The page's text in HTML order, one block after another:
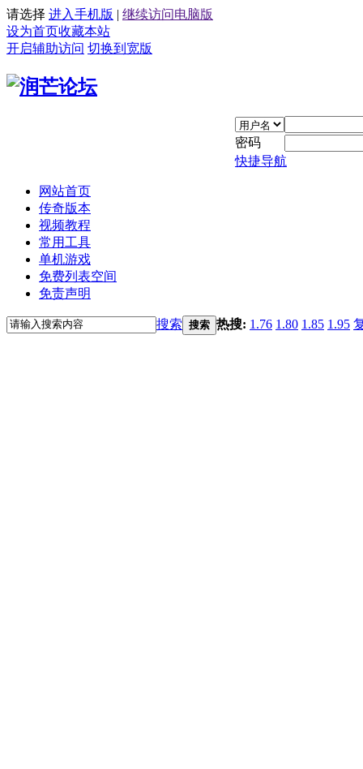
请选择 进入手机版 | 继续访问电脑版
设为首页收藏本站
开启辅助访问 切换到宽版
密码
快捷导航
网站首页
传奇版本
视频教程
常用工具
单机游戏
免费列表空间
免责声明
搜索 搜索 热搜: 1.76 1.80 1.85 1.95